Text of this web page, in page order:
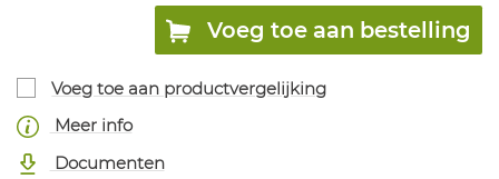
Voeg toe aan bestelling
Voeg toe aan productvergelijking
Meer info
Documenten